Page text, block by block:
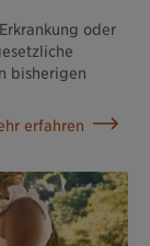
oder
bisherigen
erfahren